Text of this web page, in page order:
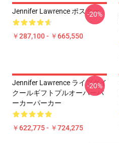
Jennifer Lawrence ポスター
￥287,100 - ￥665,550
-20%
Jennifer Lawrence ライブダイ
クールギフトプルオーバーパ
ーカーパーカー
￥622,775 - ￥724,275
-20%